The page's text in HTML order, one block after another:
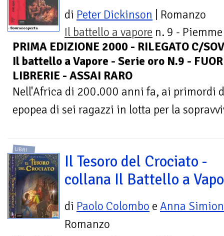
di Peter Dickinson | Romanzo
Il battello a vapore n. 9 -
PRIMA EDIZIONE 2000 - RILEGATO C/
Il battello a Vapore - Serie oro N.9 -
LIBRERIE - ASSAI RARO
Nell'Africa di 200.000 anni fa, ai primordi
epopea di sei ragazzi in lotta per la
LIBRI
Il Tesoro del Crociato -
collana Il Battello a
di Paolo Colombo e Anna
Romanzo